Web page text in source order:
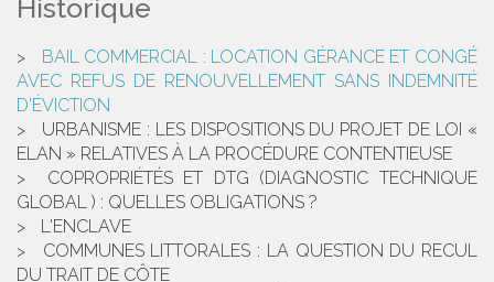
Historique
BAIL COMMERCIAL : LOCATION GÉRANCE ET CONGÉ
AVEC REFUS DE RENOUVELLEMENT SANS INDEMNITÉ
D'ÉVICTION
URBANISME : LES DISPOSITIONS DU PROJET DE LOI «
ELAN » RELATIVES À LA PROCÉDURE CONTENTIEUSE
COPROPRIÉTÉS ET DTG (DIAGNOSTIC TECHNIQUE
GLOBAL ) : QUELLES OBLIGATIONS ?
L'ENCLAVE
COMMUNES LITTORALES : LA QUESTION DU RECUL
DU TRAIT DE CÔTE